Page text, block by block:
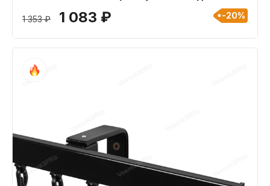
1 353 ₽ 1 083 ₽ -20%